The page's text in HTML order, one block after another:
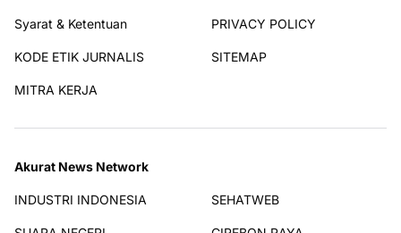
Syarat & Ketentuan PRIVACY POLICY
KODE ETIK JURNALIS SITEMAP
MITRA KERJA
Akurat News Network
INDUSTRI INDONESIA SEHATWEB